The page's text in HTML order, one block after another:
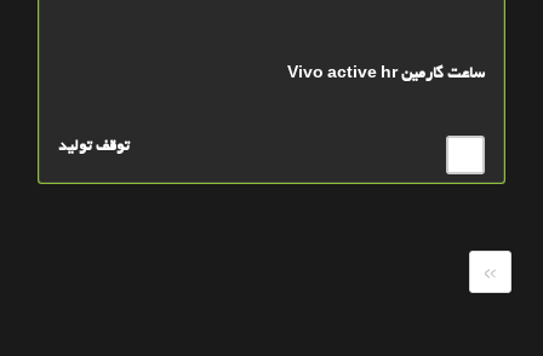
ساعت گارمين Vivo active hr
توقف تولید
»